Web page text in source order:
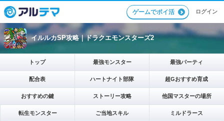
ゲームでポイ活 ログイン
イルルカSP攻略｜ドラクエモンスターズ2
トップ 最強モンスター 最強パーティ
配合表 ハートナイト部隊 超Gおすすめ育成
おすすめの鍵 ストーリー攻略 他国マスターの場所
転生モンスター ご当地スキル ミルドラース